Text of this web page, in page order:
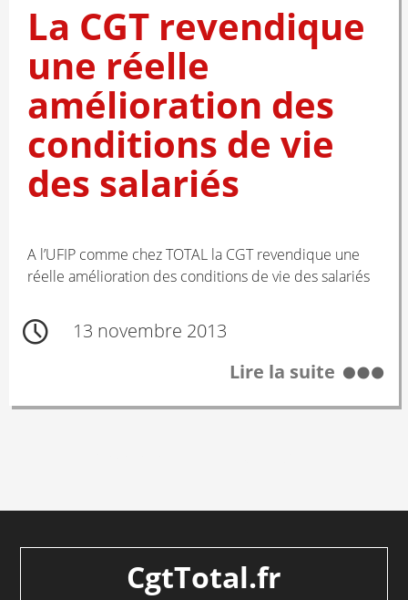
La CGT revendique
une réelle
amélioration des
conditions de vie
des salariés
A l’UFIP comme chez TOTAL la CGT revendique une
réelle amélioration des conditions de vie des salariés
13 novembre 2013
Lire la suite
navigation
CgtTotal.fr